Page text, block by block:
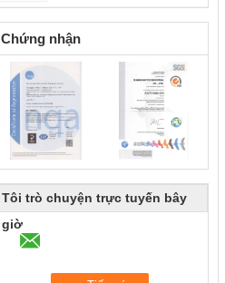
Chứng nhận
Tôi trò chuyện trực tuyến bây
giờ